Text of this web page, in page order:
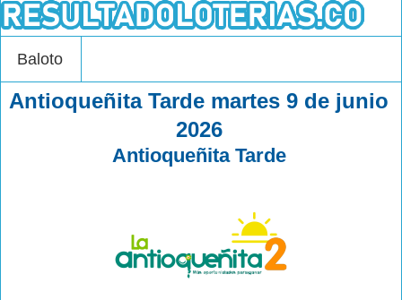
Baloto
Antioqueñita Tarde martes 9 de junio
2026
Antioqueñita Tarde